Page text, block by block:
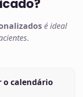
é ideal
.
calendário